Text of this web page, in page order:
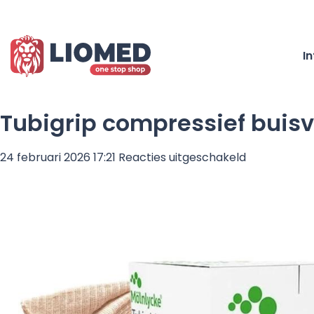
Tubigrip compressief
24 februari 2026 17:21 Reacties uitgeschakeldvoor
Beige
10